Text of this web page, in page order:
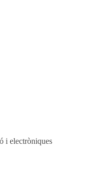
i electròniques